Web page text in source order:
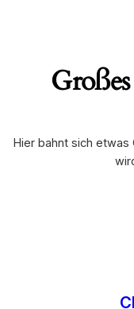
Hier bahnt sich etwas